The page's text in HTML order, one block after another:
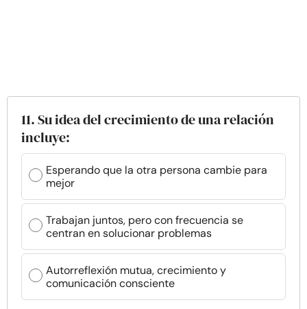
11. Su idea del crecimiento de una relación
incluye:
Esperando que la otra persona cambie para
mejor
Trabajan juntos, pero con frecuencia se
centran en solucionar problemas
Autorreflexión mutua, crecimiento y
comunicación consciente